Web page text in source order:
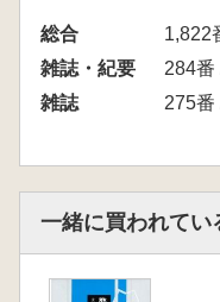
轡の型式学的分
<日本古代文化
古墳出土鉾の分
古墳文化研究の
古墳出土鉄刀
総合
1,822
雑誌・紀要
284番
雑誌
275番
一緒に買われてい